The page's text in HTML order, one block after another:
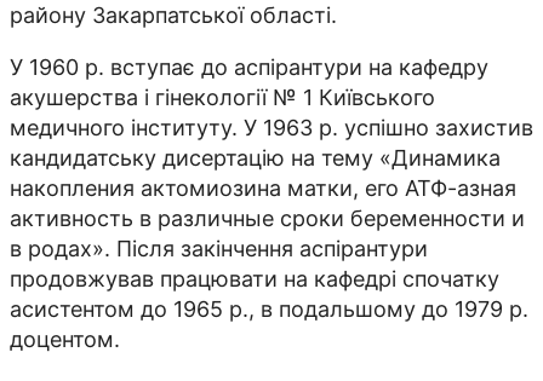
району Закарпатської області.
У 1960 р. вступає до аспірантури на кафедру
акушерства і гінекології № 1 Київського
медичного інституту. У 1963 р. успішно захистив
кандидатську дисертацію на тему «Динамика
накопления актомиозина матки, его АТФ-азная
активность в различные сроки беременности и
в родах». Після закінчення аспірантури
продовжував працювати на кафедрі спочатку
асистентом до 1965 р., в подальшому до 1979 р.
доцентом.